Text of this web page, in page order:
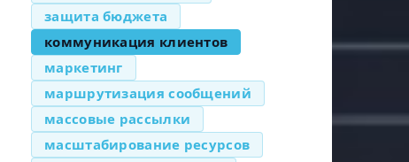
защита бюджета
коммуникация клиентов
маркетинг
маршрутизация сообщений
массовые рассылки
масштабирование ресурсов